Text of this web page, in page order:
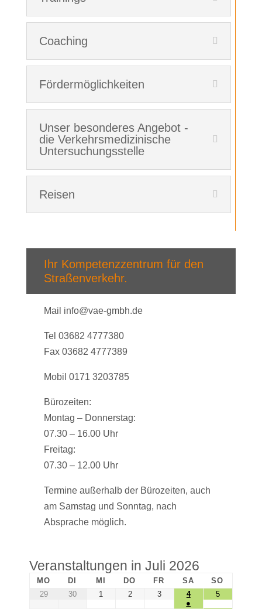
Coaching
Fördermöglichkeiten
Unser besonderes Angebot -
die Verkehrsmedizinische
Untersuchungsstelle
Reisen
Ihr Kompetenzzentrum für den
Straßenverkehr.
Mail info@vae-gmbh.de
Tel 03682 4777380
Fax 03682 4777389
Mobil 0171 3203785
Bürozeiten:
Montag – Donnerstag:
07.30 – 16.00 Uhr
Freitag:
07.30 – 12.00 Uhr
Termine außerhalb der Bürozeiten, auch
am Samstag und Sonntag, nach
Absprache möglich.
Veranstaltungen in Juli 2026
MO DI MI DO FR SA
SO
29
30 1 2 3
4
●
5